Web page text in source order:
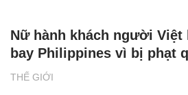
THẾ GIỚI
Nữ hành khách người Việt
bay Philippines vì bị phạt